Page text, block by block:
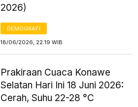
2026)
DEMOGRAFI
18/06/2026, 22:19 WIB
Prakiraan Cuaca Konawe
Selatan Hari Ini 18 Juni 2026:
Cerah, Suhu 22-28 °C